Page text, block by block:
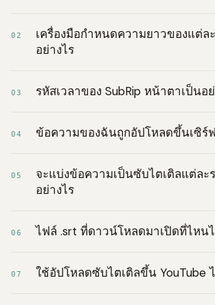
02
เครื่องมือกำหนดความยาวของแต่ล
อย่างไร
03 รหัสเวลาของ SubRip หน้าตาเป็นอ
04 ข้อความของฉันถูกอัปโหลดขึ้นเซิร์ฟ
05
จะแบ่งข้อความเป็นซับไตเติลแต่ละ
อย่างไร
06 ไฟล์ .srt ที่ดาวน์โหลดมาเปิดที่ไหน
07 ใช้อัปโหลดซับไตเติลขึ้น YouTube